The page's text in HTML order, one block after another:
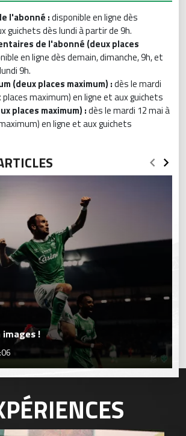
l'abonné :disponible en ligne dès
guichets dès lundi à partir de 9h.
de l'abonné (deux places
en ligne dès demain, dimanche, 9h, et
9h.
(deux places maximum) :dès le mardi
places maximum) en ligne et aux guichets
places maximum) :dès le mardi 12 mai à
en ligne et aux guichets
images !